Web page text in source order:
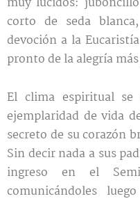
corto de seda
devoción a la
pronto de la alegría
El clima espiritual
ejemplaridad de vida
secreto de su corazón
Sin decir nada a sus
ingreso en el
comunicándoles